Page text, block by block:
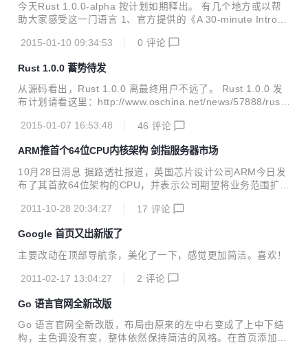
今天Rust 1.0.0-alpha 按计划如期释出。 有几个地方或以帮
助大家感受这一门语言 1、官方提供的《A 30-minute Introdu
2、官方出版的电子书 《The Rust Programming Languag
书，相比之前为新手准备的Guide，该书更有层次，更全面，
还有很多编程实践在里面，可以更好地帮助新手系统的了解语
言的全貌。【推荐】 2、由Steve Klabnik维护的《Rust by Ex
ample》。它为Rust的每功能点提供一个示例程序...
2015-01-10 09:34:53 0 评论
Rust 1.0.0 蓄势待发
从源码看出，Rust 1.0.0 离最终用户不远了。 Rust 1.0.0 发
布计划请看这里：http://www.oschina.net/news/57888/rust-
布，当 Rust 达到 Alpha 版本，那么就意味着 Rust 语言方面
会有警告。 发行说明和参考资料请看：http://my.oschina.ne
t/zengsai/blog/364775 Rust 是 Mozilla 的一个新的编程语
言，由web语言的领军人物Bren...
2015-01-07 16:53:48 46 评论
ARM推首个64位CPU内核架构 剑指服务器市场
10月28日消息 据路透社报道，英国芯片设计公司ARM今日发
布了其首款64位架构的CPU，并表示公司期望将业务范围扩大
M推出的新64位架构的CPU内核为ARMv8，同时兼容32位和6
赢得了市场，从此我们能够提供具备64位处理能力的节能解决
方案了。 Nvidia高级副总裁Dan Vivoli表示，“Nvidia公司在节
8架构，我们相信这会是契机，一次突破。今后我们的产品将
2011-10-28 20:34:27 17 评论
Google 首页又出新版了
主要改动在顶部导航条，美化了一下，感觉更加简洁。喜欢！
2011-02-17 13:04:27 2 评论
Go 语言官网全新改版
Go 语言官网全新改版，布局由原来的左中右变成了上中下结
构，主色调没有变，整体依然保持简洁的风格。在首页添加了